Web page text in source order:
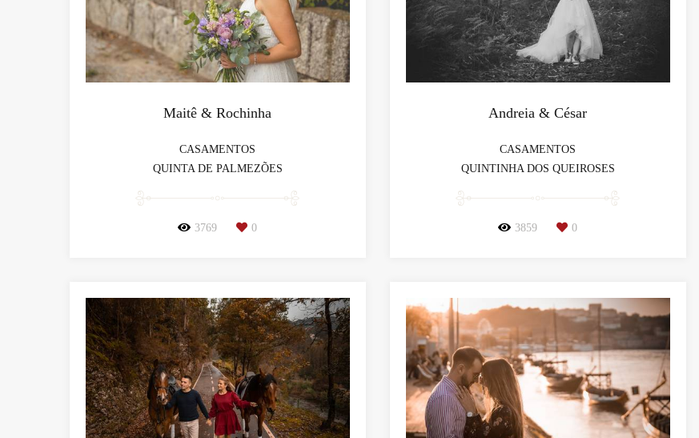
Maitê & Rochinha
CASAMENTOS
QUINTA DE PALMEZÕES
3769 0
Andreia & César
CASAMENTOS
QUINTINHA DOS QUEIROSES
3859 0